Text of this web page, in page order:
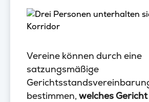
Vereine können durch eine
satzungsmäßige
bestimmen, welches Gericht